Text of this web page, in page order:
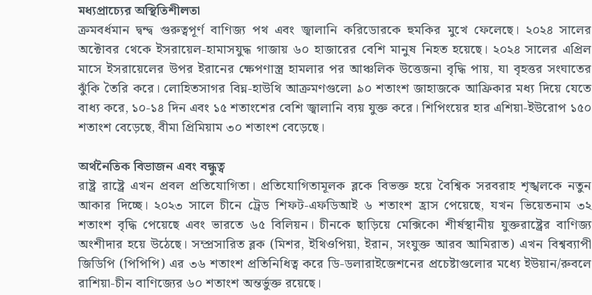
মধ্যপ্রাচ্যের অস্থিতিশীলতা
ক্রমবর্ধমান দ্বন্দ্ব গুরুত্বপূর্ণ বাণিজ্য পথ এবং জ্বালানি করিডোরকে হুমকির মুখে ফেলেছে। ২০২৪ সালের
অক্টোবর থেকে ইসরায়েল-হামাসযুদ্ধ গাজায় ৬০ হাজারের বেশি মানুষ নিহত হয়েছে। ২০২৪ সালের এপ্রিল
মাসে ইসরায়েলের উপর ইরানের ক্ষেপণাস্ত্র হামলার পর আঞ্চলিক উত্তেজনা বৃদ্ধি পায়, যা বৃহত্তর সংঘাতের
ঝুঁকি তৈরি করে। লোহিতসাগর বিঘ্ন-হাউথি আক্রমণগুলো ৯০ শতাংশ জাহাজকে আফ্রিকার মধ্য দিয়ে যেতে
বাধ্য করে, ১০-১৪ দিন এবং ১৫ শতাংশের বেশি জ্বালানি ব্যয় যুক্ত করে। শিপিংয়ের হার এশিয়া-ইউরোপ ১৫০
শতাংশ বেড়েছে, বীমা প্রিমিয়াম ৩০ শতাংশ বেড়েছে।
অর্থনৈতিক বিভাজন এবং বন্ধুত্ব
রাষ্ট্র রাষ্ট্রে এখন প্রবল প্রতিযোগিতা। প্রতিযোগিতামূলক ব্লকে বিভক্ত হয়ে বৈশ্বিক সরবরাহ শৃঙ্খলকে নতুন
আকার দিচ্ছে। ২০২৩ সালে চীনে ট্রেড শিফট-এফডিআই ৬ শতাংশ হ্রাস পেয়েছে, যখন ভিয়েতনাম ৩২
শতাংশ বৃদ্ধি পেয়েছে এবং ভারতে ৬৫ বিলিয়ন। চীনকে ছাড়িয়ে মেক্সিকো শীর্ষস্থানীয় যুক্তরাষ্ট্রের বাণিজ্য
অংশীদার হয়ে উঠেছে। সম্প্রসারিত ব্লক (মিশর, ইথিওপিয়া, ইরান, সংযুক্ত আরব আমিরাত) এখন বিশ্বব্যাপী
জিডিপি (পিপিপি) এর ৩৬ শতাংশ প্রতিনিধিত্ব করে ডি-ডলারাইজেশনের প্রচেষ্টাগুলোর মধ্যে ইউয়ান/রুবলে
রাশিয়া-চীন বাণিজ্যের ৬০ শতাংশ অন্তর্ভুক্ত রয়েছে।